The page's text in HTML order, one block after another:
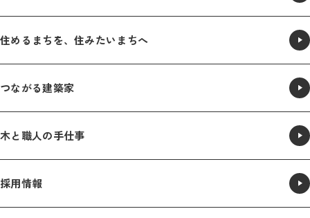
住めるまちを、住みたいまちへ
つながる​建築家
木と職人の手仕事
採用情報